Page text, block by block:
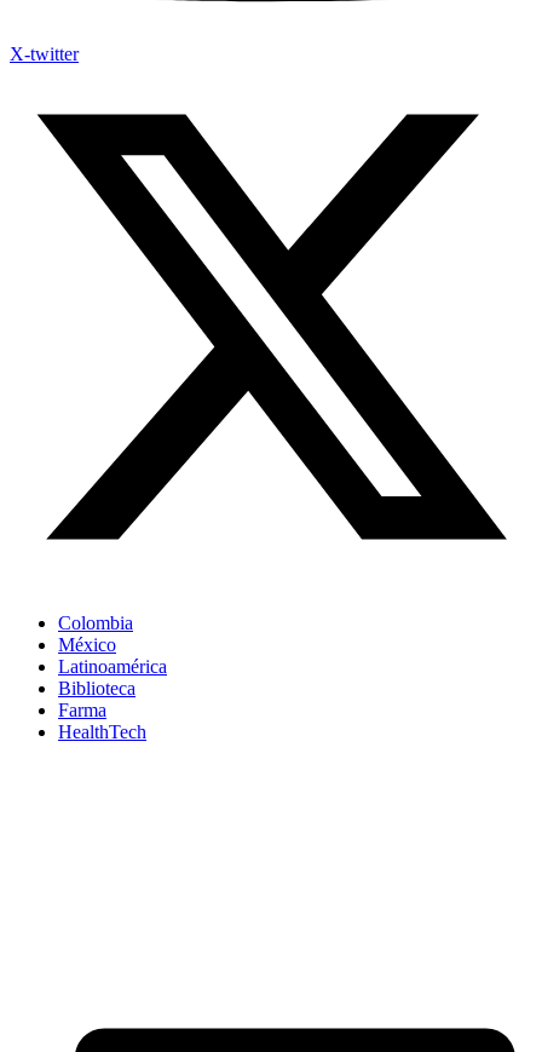
X-twitter
Colombia
México
Latinoamérica
Biblioteca
Farma
HealthTech